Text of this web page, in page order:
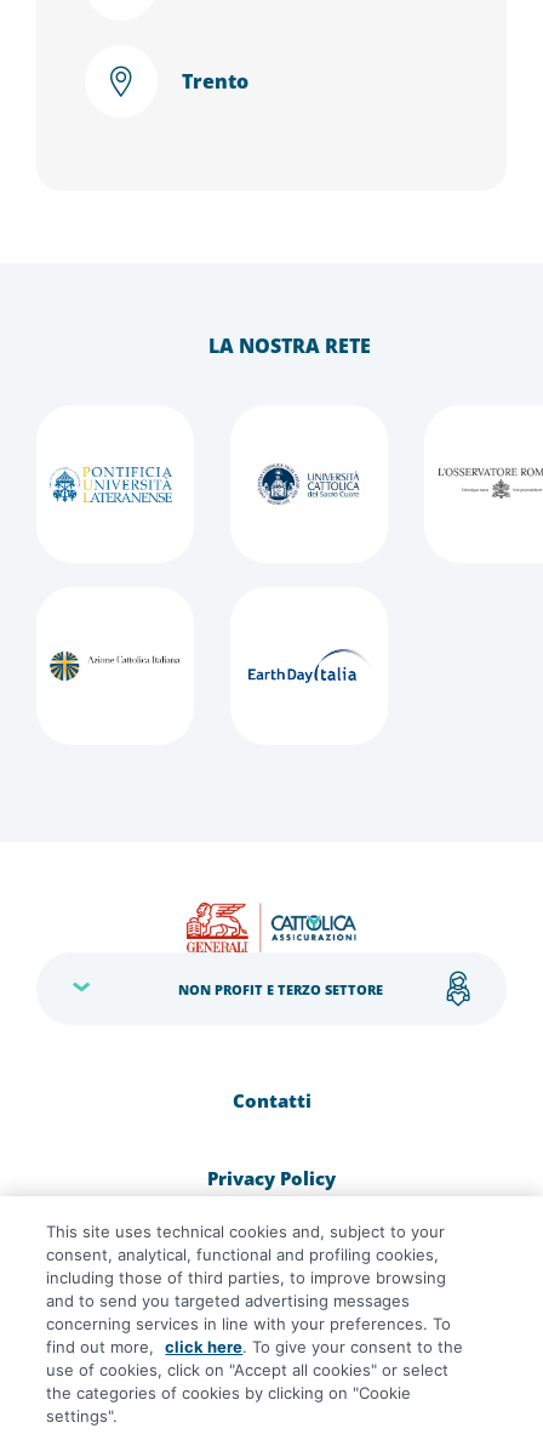
Trento
LA NOSTRA RETE
NON PROFIT E TERZO SETTORE
Contatti
Privacy Policy
Cookie Policy
Dichiarazione di Accessibilità
This site uses technical cookies and, subject to your
consent, analytical, functional and profiling cookies,
including those of third parties, to improve browsing
and to send you targeted advertising messages
concerning services in line with your preferences. To
find out more,
click here. To give your consent to the
use of cookies, click on "Accept all cookies" or select
the categories of cookies by clicking on "Cookie
settings".